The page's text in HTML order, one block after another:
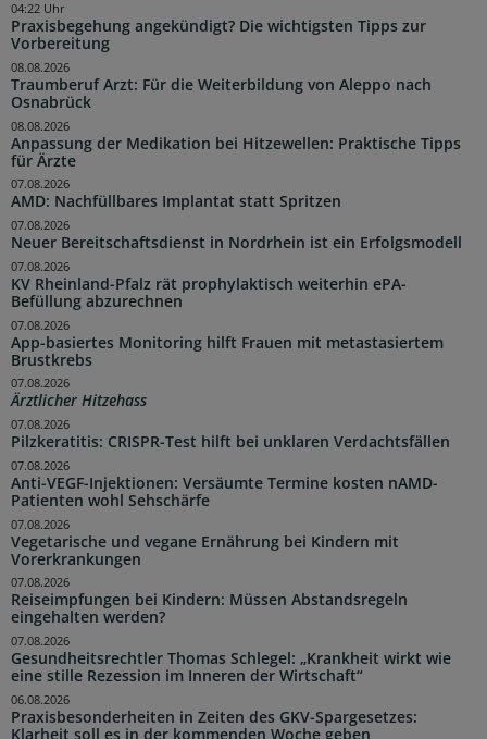
Praxisbegehung angekündigt? Die wichtigsten Tipps zur
Vorbereitung
04:22 Uhr
Traumberuf Arzt: Für die Weiterbildung von Aleppo nach
Osnabrück
08.08.2026
Anpassung der Medikation bei Hitzewellen: Praktische Tipps
für Ärzte
08.08.2026
AMD: Nachfüllbares Implantat statt Spritzen
07.08.2026
Neuer Bereitschaftsdienst in Nordrhein ist ein Erfolgsmodell
07.08.2026
KV Rheinland-Pfalz rät prophylaktisch weiterhin ePA-
Befüllung abzurechnen
07.08.2026
App-basiertes Monitoring hilft Frauen mit metastasiertem
Brustkrebs
07.08.2026
Ärztlicher Hitzehass
07.08.2026
Pilzkeratitis: CRISPR-Test hilft bei unklaren Verdachtsfällen
07.08.2026
Anti-VEGF-Injektionen: Versäumte Termine kosten nAMD-
Patienten wohl Sehschärfe
07.08.2026
Vegetarische und vegane Ernährung bei Kindern mit
Vorerkrankungen
07.08.2026
Reiseimpfungen bei Kindern: Müssen Abstandsregeln
eingehalten werden?
07.08.2026
Gesundheitsrechtler Thomas Schlegel: „Krankheit wirkt wie
eine stille Rezession im Inneren der Wirtschaft“
07.08.2026
Praxisbesonderheiten in Zeiten des GKV-Spargesetzes:
Klarheit soll es in der kommenden Woche geben
06.08.2026